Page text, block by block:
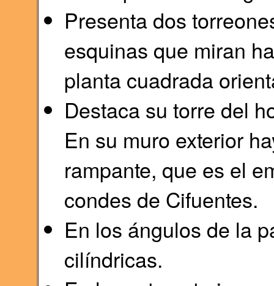
Presenta dos
esquinas que miran
planta cuadrada
Destaca su torre del
En su muro exterior
rampante, que es el
condes de Cifuentes.
En los ángulos de la
cilíndricas.